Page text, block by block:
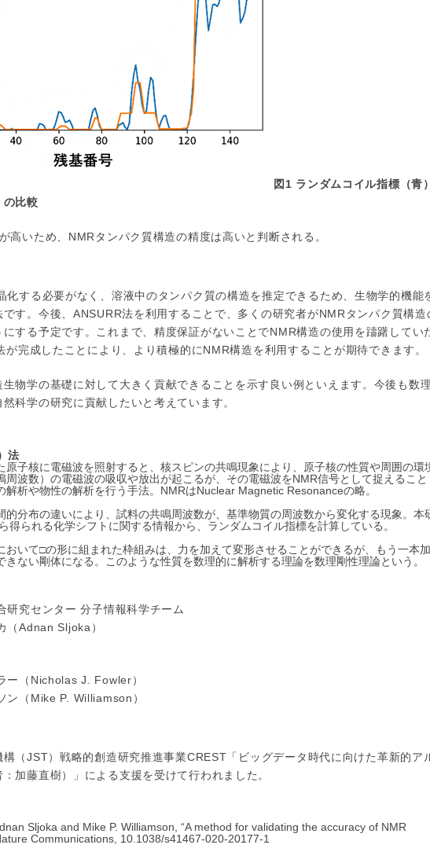
図1 ランダムコイル指標（青
の比較
高いため、NMRタンパク質構造の精度は高いと判断される。
化する必要がなく、溶液中のタンパク質の構造を推定できるため、生物学的機能
す。今後、ANSURR法を利用することで、多くの研究者がNMRタンパク質構造
する予定です。これまで、精度保証がないことでNMR構造の使用を躊躇してい
完成したことにより、より積極的にNMR構造を利用することが期待できます。
物学の基礎に対して大きく貢献できることを示す良い例といえます。今後も数
科学の研究に貢献したいと考えています。
法
原子核に電磁波を照射すると、核スピンの共鳴現象により、原子核の性質や周囲の環
周波数）の電磁波の吸収や放出が起こるが、その電磁波をNMR信号として捉えること
解析や物性の解析を行う手法。NMRはNuclear Magnetic Resonanceの略。
的分布の違いにより、試料の共鳴周波数が、基準物質の周波数から変化する現象。本
得られる化学シフトに関する情報から、ランダムコイル指標を計算している。
おいて□の形に組まれた枠組みは、力を加えて変形させることができるが、もう一本加
きない剛体になる。このような性質を数理的に解析する理論を数理剛性理論という。
研究センター 分子情報科学チーム
（Adnan Sljoka）
ー（Nicholas J. Fowler）
ン（Mike P. Williamson）
（JST）戦略的創造研究推進事業CREST「ビッグデータ時代に向けた革新的ア
加藤直樹）」による支援を受けて行われました。
Sljoka and Mike P. Williamson, “A method for validating the accuracy of NMR
Communications, 10.1038/s41467-020-20177-1